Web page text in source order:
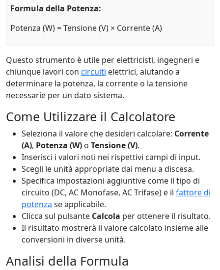
Formula della Potenza:
Potenza (W) = Tensione (V) × Corrente (A)
Questo strumento è utile per elettricisti, ingegneri e
chiunque lavori con circuiti elettrici, aiutando a
determinare la potenza, la corrente o la tensione
necessarie per un dato sistema.
Come Utilizzare il Calcolatore
Seleziona il valore che desideri calcolare: Corrente
(A), Potenza (W) o Tensione (V).
Inserisci i valori noti nei rispettivi campi di input.
Scegli le unità appropriate dai menu a discesa.
Specifica impostazioni aggiuntive come il tipo di
circuito (DC, AC Monofase, AC Trifase) e il fattore di
potenza se applicabile.
Clicca sul pulsante Calcola per ottenere il risultato.
Il risultato mostrerà il valore calcolato insieme alle
conversioni in diverse unità.
Analisi della Formula